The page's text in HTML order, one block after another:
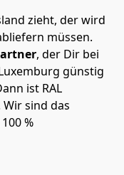
zieht, der wird
müssen.
, der Dir bei
günstig
ist RAL
sind das
%